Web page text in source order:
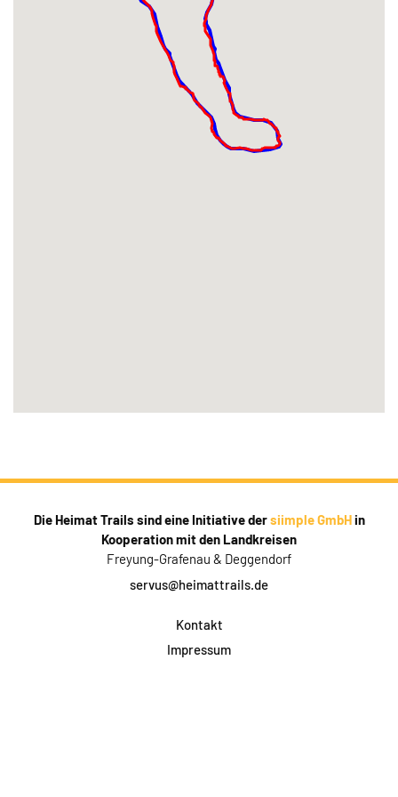
Die Heimat Trails sind eine Initiative dersiimple GmbHin
Kooperation mit den Landkreisen
Freyung-Grafenau & Deggendorf
servus@heimattrails.de
Kontakt
Impressum